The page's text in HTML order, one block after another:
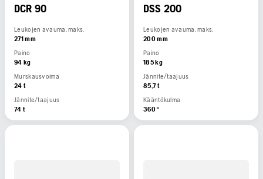
DCR 90
Leukojen avauma, maks.
271 mm
Paino
94 kg
Murskausvoima
24 t
Jännite/taajuus
74 t
DSS 200
Leukojen avauma, maks.
200 mm
Paino
185 kg
Jännite/taajuus
85,7 t
Kääntökulma
360 °